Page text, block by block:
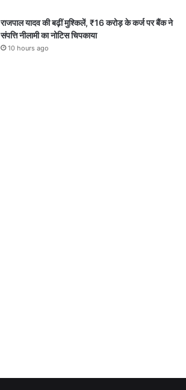
राजपाल यादव की बढ़ीं मुश्किलें, ₹16 करोड़ के कर्ज पर बैंक ने
संपत्ति नीलामी का नोटिस चिपकाया
10 hours ago